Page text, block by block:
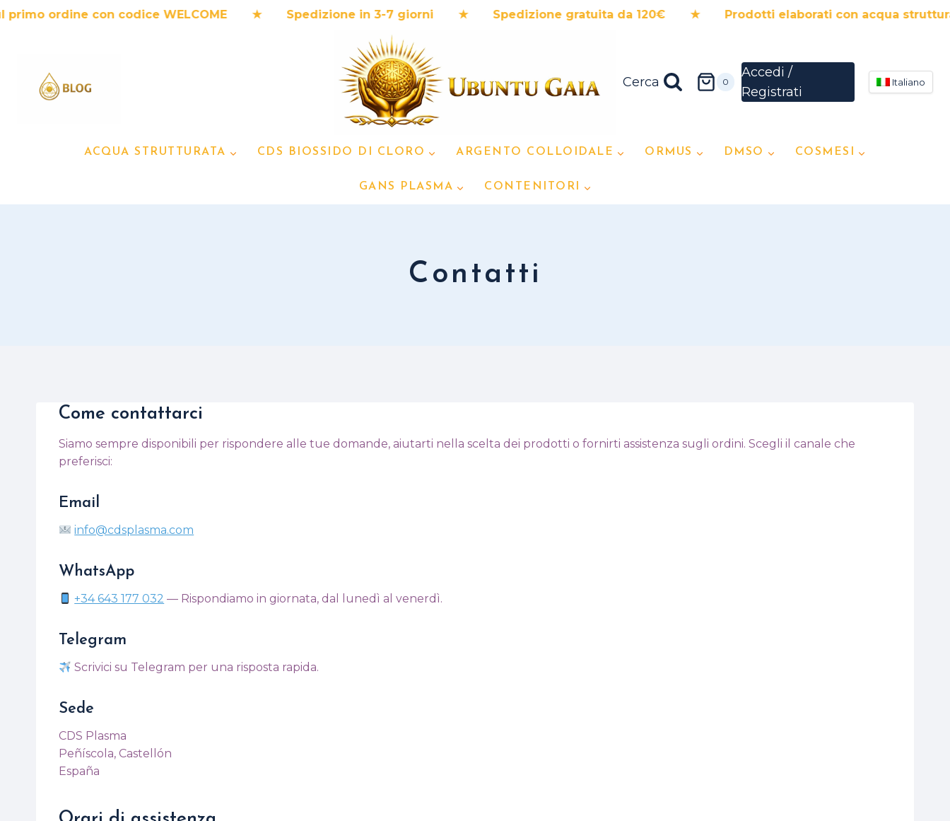
Salta
con codice WELCOME ★ Spedizione in 3-7 giorni ★ Spedizione gratuita da 120€ ★ Prodotti elaborati con acqua strutturata
Cerca 0 Italiano
ACQUA STRUTTURATA CDS BIOSSIDO DI CLORO ARGENTO COLLOIDALE ORMUS DMSO COSMESI
GANS PLASMA CONTENITORI
Contatti
Come contattarci
Siamo sempre disponibili per rispondere alle tue domande, aiutarti nella scelta dei prodotti o fornirti assistenza sugli ordini. Scegli il canale che
preferisci:
Email
info@cdsplasma.com
WhatsApp
+34 643 177 032 — Rispondiamo in giornata, dal lunedì al venerdì.
Telegram
Scrivici su Telegram per una risposta rapida.
Sede
CDS Plasma
Peñíscola, Castellón
España